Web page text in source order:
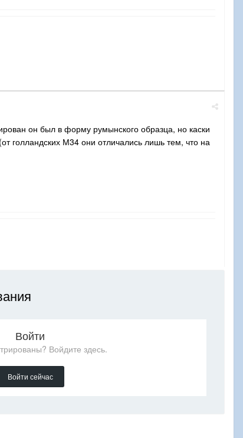
он был в форму румынского образца, но каски
голландских М34 они отличались лишь тем, что на
Войти
Войдите здесь.
Войти сейчас